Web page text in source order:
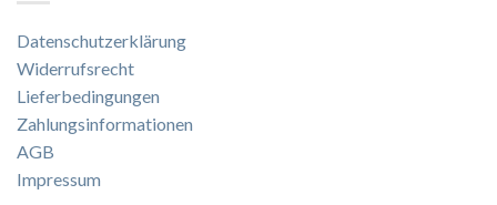
Datenschutzerklärung
Widerrufsrecht
Lieferbedingungen
Zahlungsinformationen
AGB
Impressum